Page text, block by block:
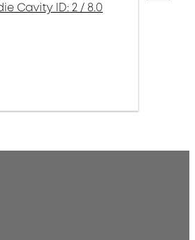
Cavity ID: 2 / 8.0